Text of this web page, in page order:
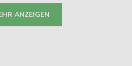
ANZEIGEN